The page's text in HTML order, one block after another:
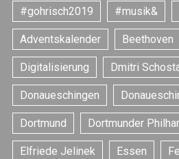
#gohrisch2019 #musik&
Adventskalender Beethoven
Digitalisierung Dmitri
Donaueschingen
Dortmund Dortmunder
Elfriede Jelinek Essen